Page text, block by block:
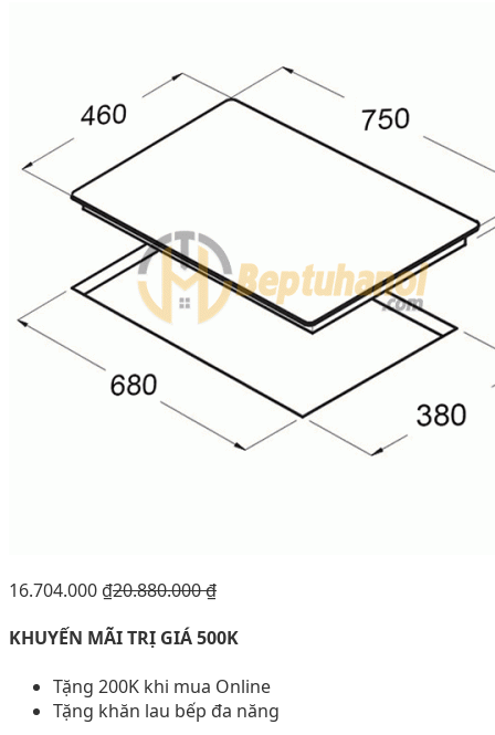
16.704.000 ₫20.880.000₫
KHUYẾN MÃI TRỊ GIÁ 500K
Tặng 200K khi mua Online
Tặng khăn lau bếp đa năng